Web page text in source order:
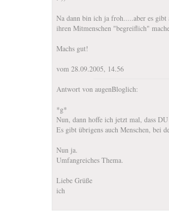
Na dann bin ich ja froh.....aber es
ihren Mitmenschen "begreiflich"
Machs gut!
vom 28.09.2005, 14.56
Antwort von augenBloglich:
*g*
Nun, dann hoffe ich jetzt mal, dass
Es gibt übrigens auch Menschen, bei
Nun ja.
Umfangreiches Thema.
Liebe Grüße
ich